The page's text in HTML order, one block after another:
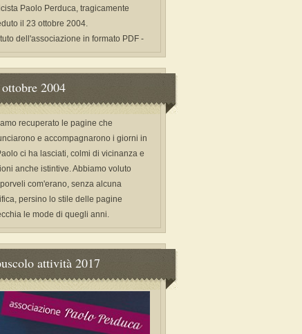
Paolo Perduca, tragicamente
il 23 ottobre 2004.
dell'associazione in formato PDF -
2004
recuperato le pagine che
e accompagnarono i giorni in
ci ha lasciati, colmi di vicinanza e
anche istintive. Abbiamo voluto
com'erano, senza alcuna
persino lo stile delle pagine
le mode di quegli anni.
attività 2017